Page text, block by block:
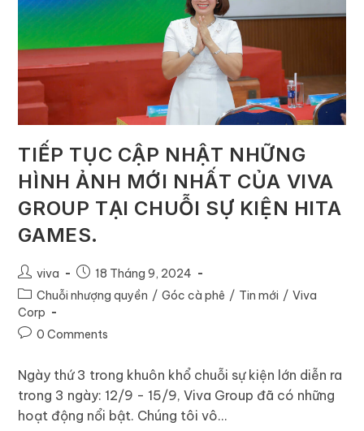
TIẾP TỤC CẬP NHẬT NHỮNG
HÌNH ẢNH MỚI NHẤT CỦA VIVA
GROUP TẠI CHUỖI SỰ KIỆN HITA
GAMES.
viva
18 Tháng 9, 2024
Chuỗi nhượng quyền / Góc cà phê / Tin mới / Viva
Corp
0 Comments
Ngày thứ 3 trong khuôn khổ chuỗi sự kiện lớn diễn ra
trong 3 ngày: 12/9 - 15/9, Viva Group đã có những
hoạt động nổi bật. Chúng tôi vô…